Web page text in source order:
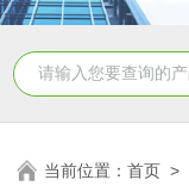
当前位置：首页 >